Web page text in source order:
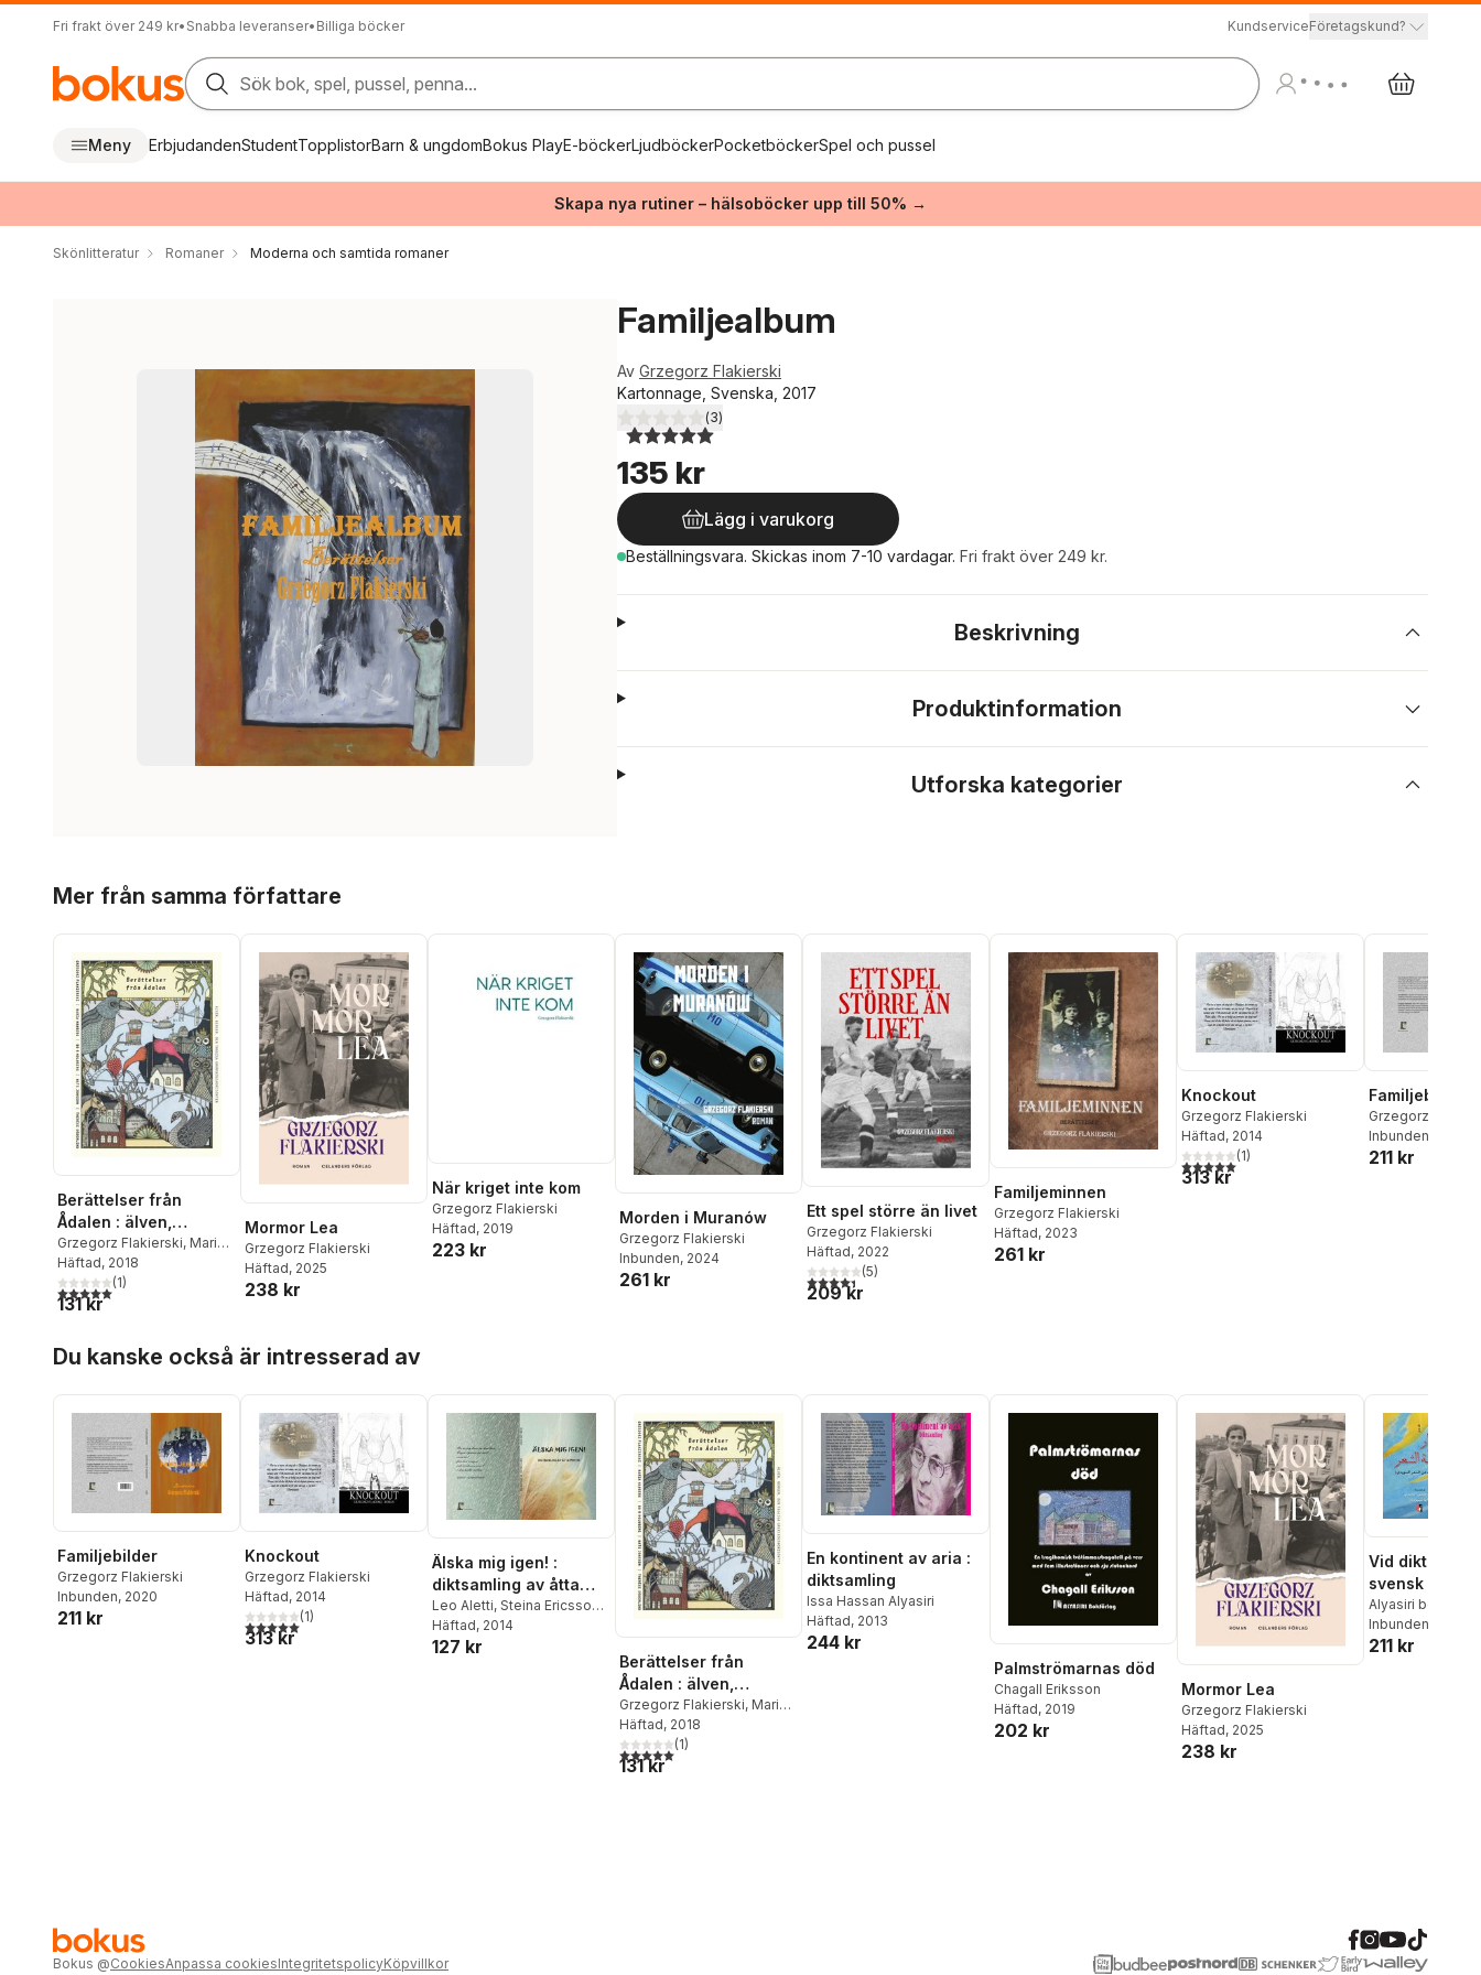
Fri frakt över 249 kr• Snabba leveranser• Billiga böcker KundserviceFöretagskund?
Sök bok, spel, pussel, penna...
Meny ErbjudandenStudentTopplistorBarn & ungdomBokus PlayE-böckerLjudböckerPocketböckerSpel och pussel
Skapa nya rutiner – hälsoböcker upp till 50% →
Skönlitteratur Romaner Moderna och samtida romaner
Familjealbum
Av Grzegorz Flakierski
Kartonnage, Svenska, 2017
5,0utav 5 stjärnor. Totalt antal röster:
(3)
135 kr
Lägg i varukorg
Beställningsvara. Skickas inom 7-10 vardagar. Fri frakt över 249 kr.
Beskrivning
Produktinformation
Utforska kategorier
Mer från samma författare
Berättelser från
Ådalen : älven,
bergen, den taggiga
granskogshorisonten
Grzegorz Flakierski, Maria
Hamberg,Bo R. Holmberg
Mats Jonsson
Söderlind
Häftad, 2018
5,0utav 5 stjärnor. Totalt antal röster:
(1)
131 kr
Mormor Lea
Grzegorz Flakierski
Häftad, 2025
238 kr
När kriget inte kom
Grzegorz Flakierski
Häftad, 2019
223 kr
Morden i Muranów
Grzegorz Flakierski
Inbunden, 2024
261 kr
Ett spel större än livet
Grzegorz Flakierski
Häftad, 2022
4,4utav 5 stjärnor. Totalt antal röster:
(5)
209 kr
Familjeminnen
Grzegorz Flakierski
Häftad, 2023
261 kr
Knockout
Grzegorz Flakierski
Häftad, 2014
5,0utav 5 stjärnor. Totalt antal röster:
(1)
313 kr
Familjebilder
Grzegorz
Inbunden
211 kr
Du kanske också är intresserad av
Familjebilder
Grzegorz Flakierski
Inbunden, 2020
211 kr
Knockout
Grzegorz Flakierski
Häftad, 2014
5,0utav 5 stjärnor. Totalt antal röster:
(1)
313 kr
Älska mig igen! :
diktsamling av åtta
poeter
Leo Aletti, Steina Ericsson ,
Opal Löfving
Vuokko Nordström
Häftad, 2014
127 kr
Berättelser från
Ådalen : älven,
bergen, den taggiga
granskogshorisonten
Grzegorz Flakierski, Maria
Hamberg,Bo R. Holmberg
Mats Jonsson
Söderlind
Häftad, 2018
5,0utav 5 stjärnor. Totalt antal röster:
(1)
131 kr
En kontinent av aria :
diktsamling
Issa Hassan Alyasiri
Häftad, 2013
244 kr
Palmströmarnas död
Chagall Eriksson
Häftad, 2019
202 kr
Mormor Lea
Grzegorz Flakierski
Häftad, 2025
238 kr
Vid diktens
svensk poesi
arabiska
Alyasiri bokförlag
Inbunden
211 kr
Bokus @CookiesAnpassa cookiesIntegritetspolicyKöpvillkor